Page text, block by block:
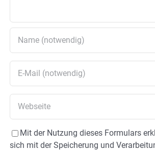
Mit der Nutzung dieses Formulars
sich mit der Speicherung und